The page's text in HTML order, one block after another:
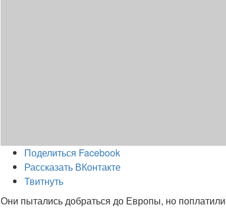
Поделиться Facebook
Рассказать ВКонтакте
Твитнуть
Они пытались добраться до Европы, но